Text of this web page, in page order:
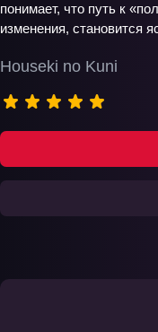
Houseki no Kuni
понимает, что путь к
изменения, становится